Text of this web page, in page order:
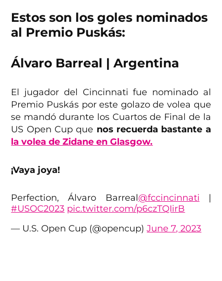
Estos son los goles nominados
al Premio Puskás:
Álvaro Barreal | Argentina
El jugador del Cincinnati fue nominado al
Premio Puskás por este golazo de volea que
se mandó durante los Cuartos de Final de la
US Open Cup que nos recuerda bastante a
la volea de Zidane en Glasgow.
¡Vaya joya!
Perfection, Álvaro Barreal@fccincinnati |
#USOC2023 pic.twitter.com/p6czTQIirB
— U.S. Open Cup (@opencup)June 7, 2023